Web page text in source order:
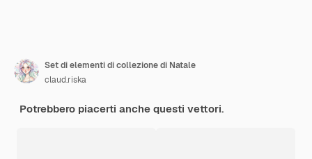
Set di elementi di collezione di Natale
claud.riska
Potrebbero piacerti anche questi vettori.